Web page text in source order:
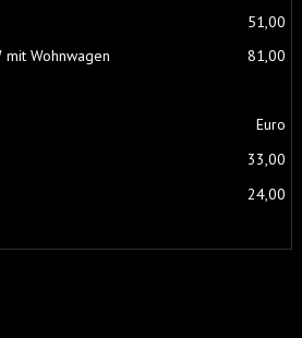
51,00
mit Wohnwagen
81,00
Euro
33,00
24,00